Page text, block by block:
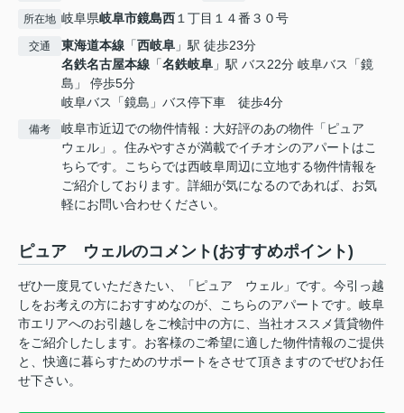
所在地 岐阜県岐阜市鏡島西１丁目１４番３０号
交通 東海道本線 「西岐阜 」駅 徒歩23分
名鉄名古屋本線 「名鉄岐阜 」駅 バス22分 岐阜バス「鏡
島」 停歩5分
岐阜バス「鏡島」バス停下車 徒歩4分
備考
岐阜市近辺での物件情報：大好評のあの物件「ピュア
ウェル」。住みやすさが満載でイチオシのアパートはこ
ちらです。こちらでは西岐阜周辺に立地する物件情報を
ご紹介しております。詳細が気になるのであれば、お気
軽にお問い合わせください。
ピュア ウェルのコメント(おすすめポイント)
ぜひ一度見ていただきたい、「ピュア ウェル」です。今引っ越
しをお考えの方におすすめなのが、こちらのアパートです。岐阜
市エリアへのお引越しをご検討中の方に、当社オススメ賃貸物件
をご紹介したします。お客様のご希望に適した物件情報のご提供
と、快適に暮らすためのサポートをさせて頂きますのでぜひお任
せ下さい。